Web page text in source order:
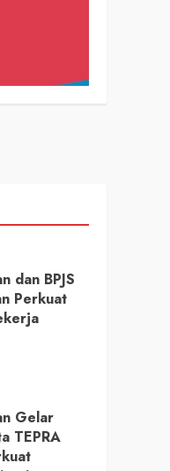
dan BPJS
Perkuat
Gelar
TEPRA